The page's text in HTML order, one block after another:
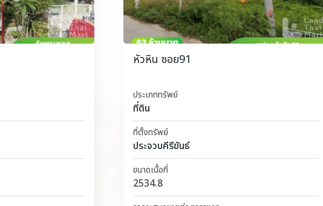
หัวหิน ซอย91
ประเภททรัพย์
ที่ดิน
ที่ตั้งทรัพย์
ประจวบคีรีขันธ์
ขนาดเนื้อที่
2534.8